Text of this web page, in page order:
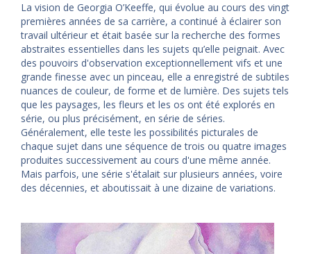
La vision de Georgia O’Keeffe, qui évolue au cours des vingt
premières années de sa carrière, a continué à éclairer son
travail ultérieur et était basée sur la recherche des formes
abstraites essentielles dans les sujets qu’elle peignait. Avec
des pouvoirs d'observation exceptionnellement vifs et une
grande finesse avec un pinceau, elle a enregistré de subtiles
nuances de couleur, de forme et de lumière. Des sujets tels
que les paysages, les fleurs et les os ont été explorés en
série, ou plus précisément, en série de séries.
Généralement, elle teste les possibilités picturales de
chaque sujet dans une séquence de trois ou quatre images
produites successivement au cours d'une même année.
Mais parfois, une série s'étalait sur plusieurs années, voire
des décennies, et aboutissait à une dizaine de variations.